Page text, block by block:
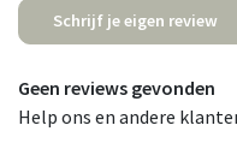
Schrijf je eigen review
Geen reviews gevonden
Help ons en andere